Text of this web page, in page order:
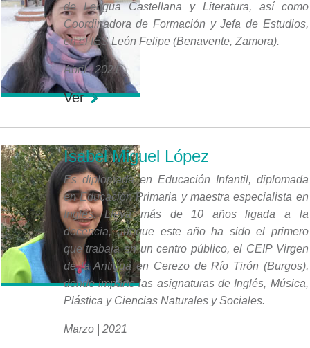
de Lengua Castellana y Literatura, así como
Coordinadora de Formación y Jefa de Estudios,
en el IES León Felipe (Benavente, Zamora).
Abril | 2021
Ver
Isabel Miguel López
Es diplomada en Educación Infantil, diplomada
en Educación Primaria y maestra especialista en
Inglés. Lleva más de 10 años ligada a la
docencia, aunque este año ha sido el primero
que trabaja en un centro público, el CEIP Virgen
de la Antigua en Cerezo de Río Tirón (Burgos),
donde imparte las asignaturas de Inglés, Música,
Plástica y Ciencias Naturales y Sociales.
Marzo | 2021